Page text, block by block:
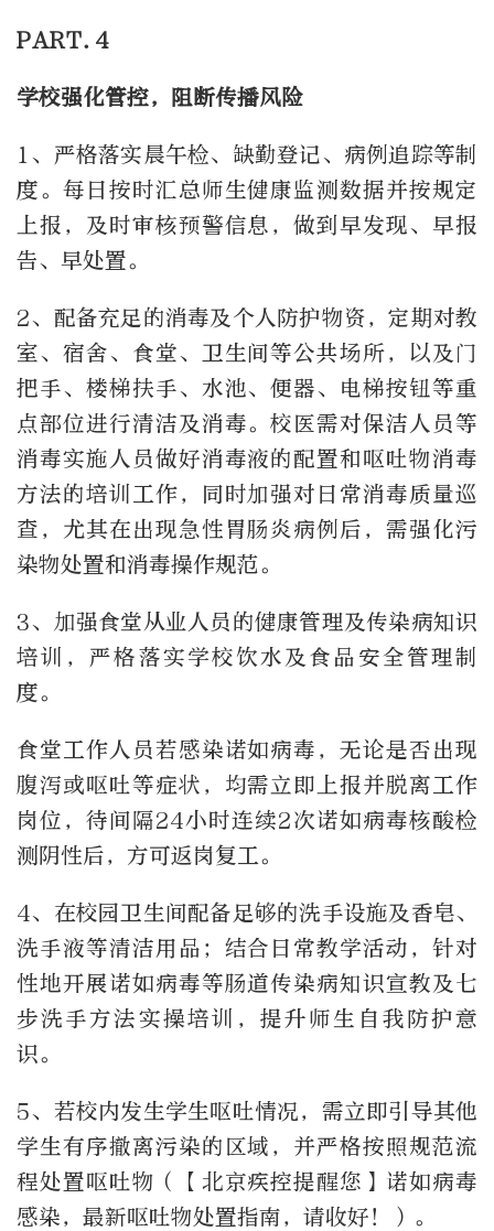
PART.4
学校强化管控，阻断传播风险
1、严格落实晨午检、缺勤登记、病例追踪等制
度。每日按时汇总师生健康监测数据并按规定
上报，及时审核预警信息，做到早发现、早报
告、早处置。
2、配备充足的消毒及个人防护物资，定期对教
室、宿舍、食堂、卫生间等公共场所，以及门
把手、楼梯扶手、水池、便器、电梯按钮等重
点部位进行清洁及消毒。校医需对保洁人员等
消毒实施人员做好消毒液的配置和呕吐物消毒
方法的培训工作，同时加强对日常消毒质量巡
查，尤其在出现急性胃肠炎病例后，需强化污
染物处置和消毒操作规范。
3、加强食堂从业人员的健康管理及传染病知识
培训，严格落实学校饮水及食品安全管理制
度。
食堂工作人员若感染诺如病毒，无论是否出现
腹泻或呕吐等症状，均需立即上报并脱离工作
岗位，待间隔24小时连续2次诺如病毒核酸检
测阴性后，方可返岗复工。
4、在校园卫生间配备足够的洗手设施及香皂、
洗手液等清洁用品；结合日常教学活动，针对
性地开展诺如病毒等肠道传染病知识宣教及七
步洗手方法实操培训，提升师生自我防护意
识。
5、若校内发生学生呕吐情况，需立即引导其他
学生有序撤离污染的区域，并严格按照规范流
程处置呕吐物（【北京疾控提醒您】诺如病毒
感染，最新呕吐物处置指南，请收好！）。